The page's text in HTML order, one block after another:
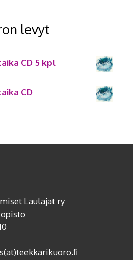
levyt
CD 5 kpl
CD
Laulajat ry